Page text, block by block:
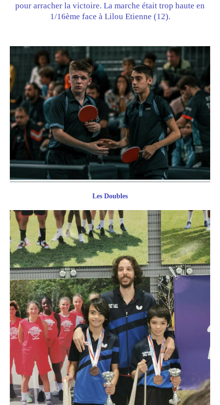
pour arracher la victoire. La marche était trop haute en
1/16ème face à Lilou Etienne (12).
Les Doubles